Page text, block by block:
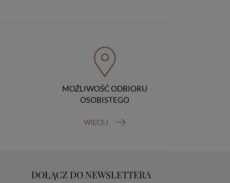
MOŹLIWOŚĆ ODBIORU
OSOBISTEGO
WIĘCEJ
DOŁĄCZ DO NEWSLETTERA